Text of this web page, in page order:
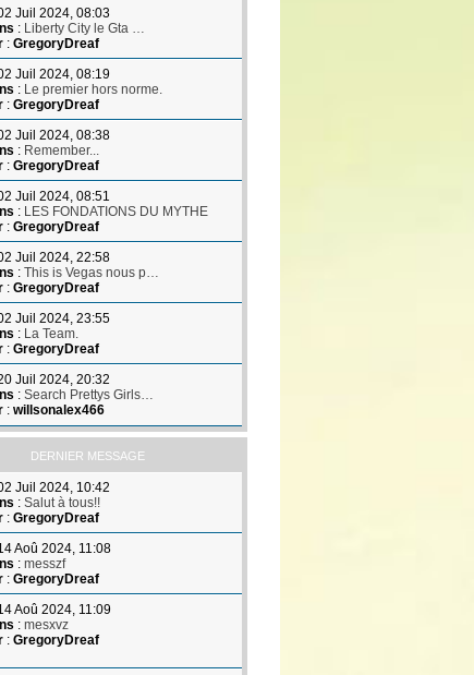
Juil 2024, 08:03
: Liberty City le Gta …
: GregoryDreaf
Juil 2024, 08:19
: Le premier hors norme.
: GregoryDreaf
Juil 2024, 08:38
: Remember...
: GregoryDreaf
Juil 2024, 08:51
: LES FONDATIONS DU MYTHE
: GregoryDreaf
Juil 2024, 22:58
: This is Vegas nous p…
: GregoryDreaf
Juil 2024, 23:55
: La Team.
: GregoryDreaf
Juil 2024, 20:32
: Search Prettys Girls…
: willsonalex466
DERNIER MESSAGE
Juil 2024, 10:42
: Salut à tous!!
: GregoryDreaf
Aoû 2024, 11:08
: messzf
: GregoryDreaf
Aoû 2024, 11:09
: mesxvz
: GregoryDreaf